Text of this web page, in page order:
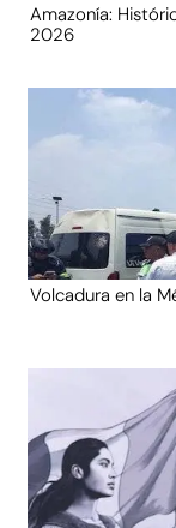
Amazonía:
2026
Volcadura en la